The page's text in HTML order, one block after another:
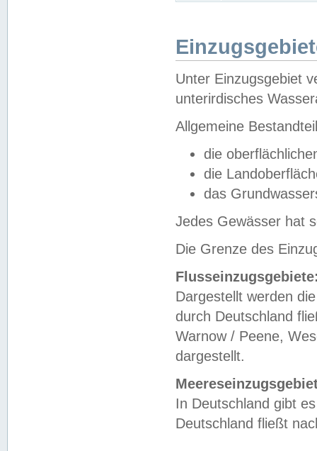
Unter Einzugsgebiet
unterirdisches
Allgemeine
die
die
das
Jedes Gewässer hat
Die Grenze des
Dargestellt werden
durch Deutschland
Warnow / Peene,
dargestellt.
In Deutschland gibt
Deutschland fließt